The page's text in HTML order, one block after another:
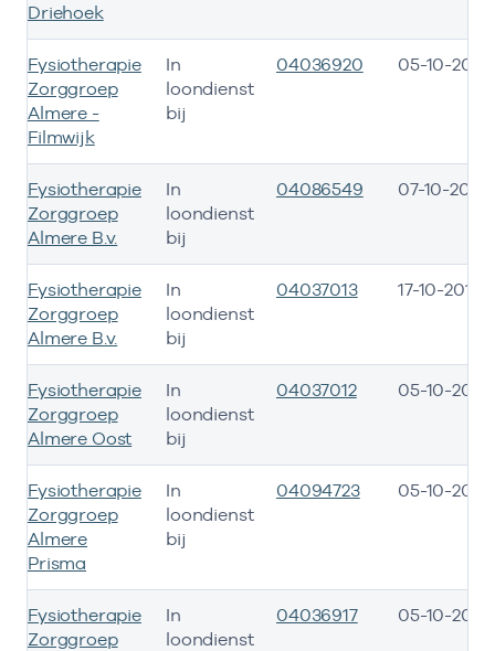
Driehoek
Fysiotherapie
Zorggroep
Almere -
Filmwijk
In
loondienst
bij
04036920 05-10-2015
Fysiotherapie
Zorggroep
Almere B.v.
In
loondienst
bij
04086549 07-10-2015
Fysiotherapie
Zorggroep
Almere B.v.
In
loondienst
bij
04037013 17-10-2015
Fysiotherapie
Zorggroep
Almere Oost
In
loondienst
bij
04037012 05-10-2015
Fysiotherapie
Zorggroep
Almere
Prisma
In
loondienst
bij
04094723 05-10-2015
Fysiotherapie
Zorggroep
In
loondienst
04036917 05-10-2015